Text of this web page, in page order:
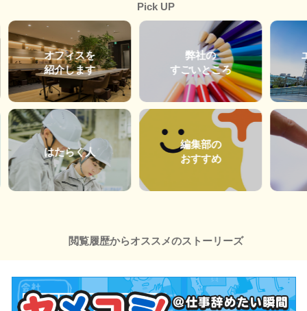
Pick UP
オフィスを
紹介します
はたらく人
弊社の
すごいところ
編集部の
おすすめ
閲覧履歴からオススメのストーリーズ